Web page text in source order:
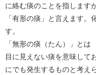
に絡む痰のことを指します
「有形の痰」と言えます。
す。
「無形の痰（たん）」とは
目に見えない痰を意味して
にでも発生するものと考え